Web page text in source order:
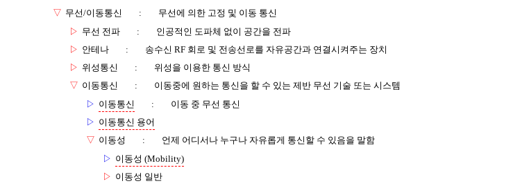
▽ 무선/이동통신 :
무선에 의한 고정 및 이동 통신
▷ 무선 전파 :
인공적인 도파체 없이 공간을 전파
▷ 안테나 :
송수신 RF 회로 및 전송선로를 자유공간과 연결시켜주는 장치
▷ 위성통신 :
위성을 이용한 통신 방식
▽ 이동통신 :
이동중에 원하는 통신을 할 수 있는 제반 무선 기술 또는 시스템
▷ 이동통신 :
이동 중 무선 통신
▷ 이동통신 용어
▽ 이동성 :
언제 어디서나 누구나 자유롭게 통신할 수 있음을 말함
▷ 이동성 (Mobility)
▷ 이동성 일반